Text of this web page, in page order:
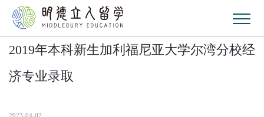
2019年本科新生加利福尼亚大学尔湾分校经
济专业录取
2023-04-07